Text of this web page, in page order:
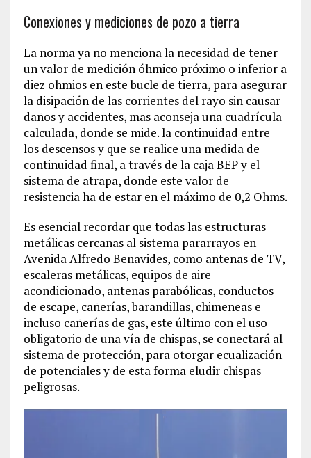
Conexiones y mediciones de pozo a tierra
La norma ya no menciona la necesidad de tener
un valor de medición óhmico próximo o inferior a
diez ohmios en este bucle de tierra, para asegurar
la disipación de las corrientes del rayo sin causar
daños y accidentes, mas aconseja una cuadrícula
calculada, donde se mide. la continuidad entre
los descensos y que se realice una medida de
continuidad final, a través de la caja BEP y el
sistema de atrapa, donde este valor de
resistencia ha de estar en el máximo de 0,2 Ohms.
Es esencial recordar que todas las estructuras
metálicas cercanas al sistema pararrayos en
Avenida Alfredo Benavides, como antenas de TV,
escaleras metálicas, equipos de aire
acondicionado, antenas parabólicas, conductos
de escape, cañerías, barandillas, chimeneas e
incluso cañerías de gas, este último con el uso
obligatorio de una vía de chispas, se conectará al
sistema de protección, para otorgar ecualización
de potenciales y de esta forma eludir chispas
peligrosas.